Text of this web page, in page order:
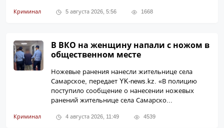
Криминал 5 августа 2026, 5:56 1668
В ВКО на женщину напали с ножом в
общественном месте
Ножевые ранения нанесли жительнице села
Самарское, передает YK-news.kz. «В полицию
поступило сообщение о нанесении ножевых
ранений жительнице села Самарско...
Криминал 4 августа 2026, 11:49 4539